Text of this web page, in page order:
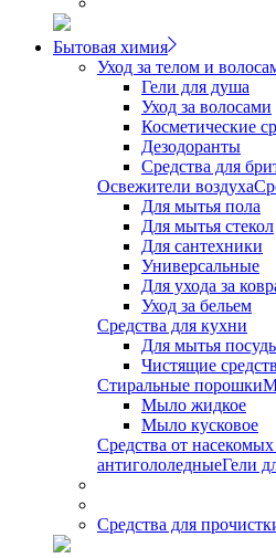
Бытовая химия
Уход за телом и
Гели для душа
Уход за волосами
Косметические
Дезодоранты
Средства для
Освежители воздуха
Для мытья пола
Для мытья стекол
Для сантехники
Универсальные
Для ухода за
Уход за бельем
Средства для кухни
Для мытья
Чистящие
Стиральные порошки
Мыло жидкое
Мыло кусковое
Средства от
антигололедныеГели
Средства для